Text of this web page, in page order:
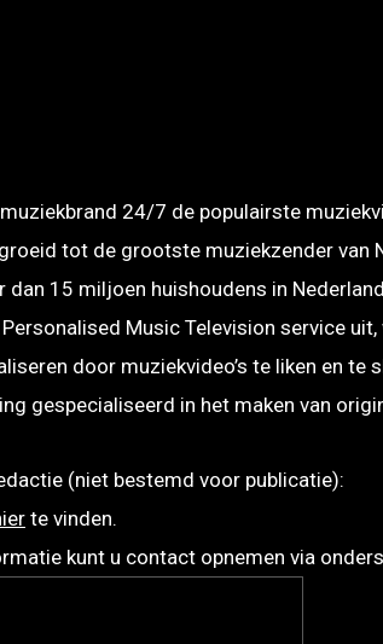
24/7 de populairste
tot de grootste muziekzender van
dan 15 miljoen huishoudens in
Music Television service
door muziekvideo’s te liken en te
gespecialiseerd in het maken van
(niet bestemd voor publicatie):
te vinden.
kunt u contact opnemen via